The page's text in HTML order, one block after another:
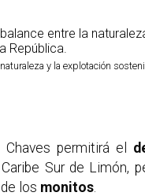
y la explotación
permitirá el
Sur de Limón,
los monitos